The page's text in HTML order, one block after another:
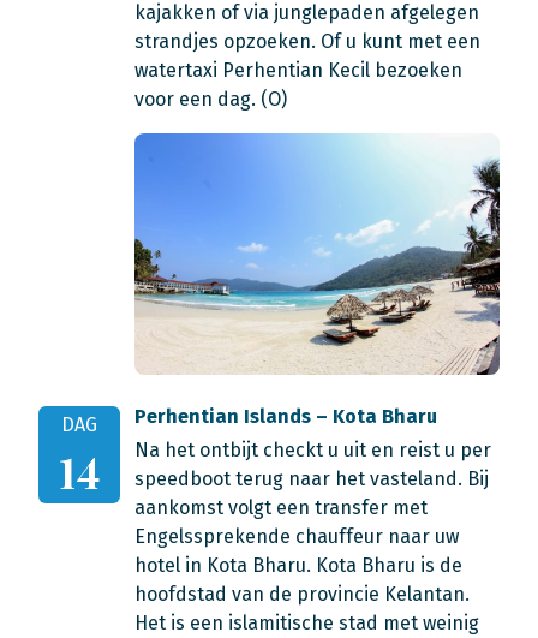
kajakken of via junglepaden afgelegen
strandjes opzoeken. Of u kunt met een
watertaxi Perhentian Kecil bezoeken
voor een dag. (O)
DAG
14
Perhentian Islands – Kota Bharu
Na het ontbijt checkt u uit en reist u per
speedboot terug naar het vasteland. Bij
aankomst volgt een transfer met
Engelssprekende chauffeur naar uw
hotel in Kota Bharu. Kota Bharu is de
hoofdstad van de provincie Kelantan.
Het is een islamitische stad met weinig